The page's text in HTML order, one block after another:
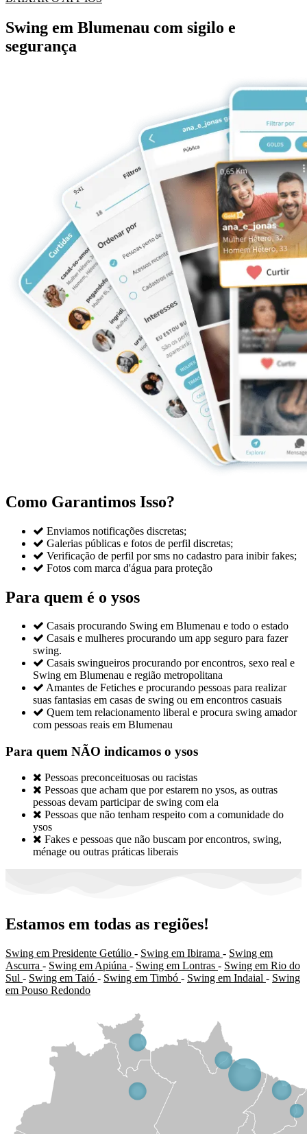
Swing em Blumenau com sigilo e
segurança
Como Garantimos Isso?
 Enviamos notificações discretas;
 Galerias públicas e fotos de perfil discretas;
 Verificação de perfil por sms no cadastro para inibir fakes;
 Fotos com marca d'água para proteção
Para quem é o ysos
 Casais procurando Swing em Blumenau e todo o estado
 Casais e mulheres procurando um app seguro para fazer
swing.
 Casais swingueiros procurando por encontros, sexo real e
Swing em Blumenau e região metropolitana
 Amantes de Fetiches e procurando pessoas para realizar
suas fantasias em casas de swing ou em encontros casuais
 Quem tem relacionamento liberal e procura swing amador
com pessoas reais em Blumenau
Para quem NÃO indicamos o ysos
 Pessoas preconceituosas ou racistas
 Pessoas que acham que por estarem no ysos, as outras
pessoas devam participar de swing com ela
 Pessoas que não tenham respeito com a comunidade do
ysos
 Fakes e pessoas que não buscam por encontros, swing,
ménage ou outras práticas liberais
Estamos em todas as regiões!
Swing em Presidente Getúlio - Swing em Ibirama - Swing em
Ascurra - Swing em Apiúna - Swing em Lontras - Swing em Rio do
Sul - Swing em Taió - Swing em Timbó - Swing em Indaial - Swing
em Pouso Redondo